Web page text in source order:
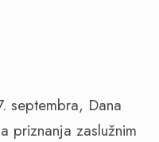
septembra, Dana
priznanja zaslužnim